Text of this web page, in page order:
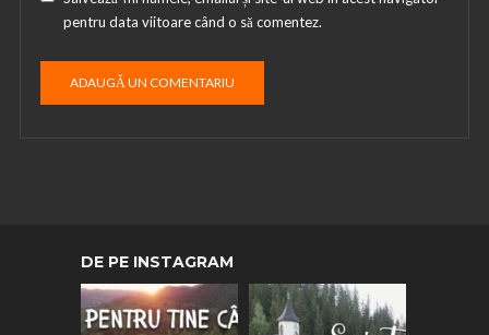
pentru data viitoare când o să comentez.
DE PE INSTAGRAM